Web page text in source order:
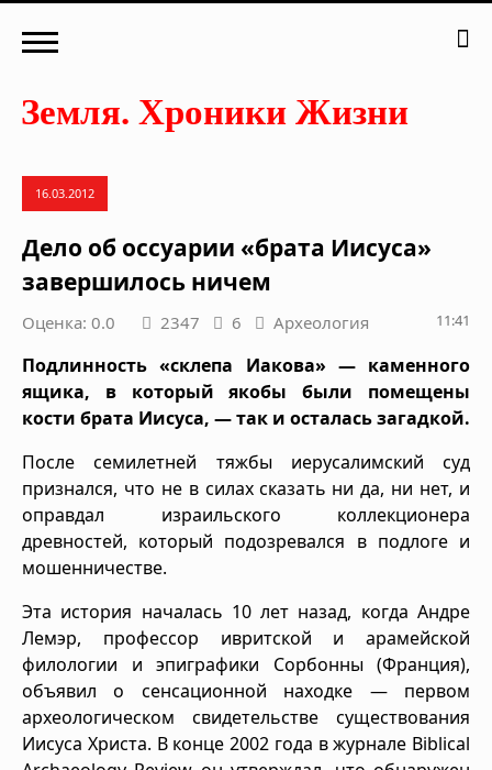
16.03.2012
Дело об оссуарии «брата Иисуса»
завершилось ничем
Оценка: 0.0 2347 6 Археология 11:41
Подлинность «склепа Иакова» — каменного
ящика, в который якобы были помещены
кости брата Иисуса, — так и осталась загадкой.
После семилетней тяжбы иерусалимский суд
признался, что не в силах сказать ни да, ни нет, и
оправдал израильского коллекционера
древностей, который подозревался в подлоге и
мошенничестве.
Эта история началась 10 лет назад, когда Андре
Лемэр, профессор ивритской и арамейской
филологии и эпиграфики Сорбонны (Франция),
объявил о сенсационной находке — первом
археологическом свидетельстве существования
Иисуса Христа. В конце 2002 года в журнале Biblical